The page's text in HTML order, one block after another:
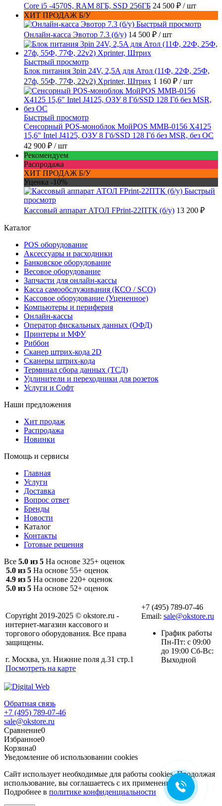
Core i5 -4570S, RAM 8ГБ, SSD 256ГБ 24 500 ₽ / шт
ХИТ ПРОДАЖ Б/У
Быстрый просмотр
Онлайн-касса Эвотор 7.3 (б/у) 14 500 ₽ / шт
Быстрый просмотр
Блок питания 3pin 24V, 2,5A для Атол (11Ф, 22Ф, 25Ф,
27ф, 55Ф, 77Ф, 22v2) Xprinter, Штрих 1 160 ₽ / шт
Быстрый просмотр
Сенсорный POS-моноблок МойPOS MMB-0156 X4125
15,6" Intel J4125, ОЗУ 8 Гб/SSD 128 Гб без MSR, без ОС
42 900 ₽ / шт
Рекомендуем
Распродажа
ХИТ ПРОДАЖ Б/У
Уценка -10%
Быстрый
просмотр
Кассовый аппарат АТОЛ FPrint-22ПТК (б/у) 13 200 ₽
Каталог
POS оборудование
Аксессуары и расходники
Банковское оборудование
Весовое оборудование
Запчасти для онлайн-кассы
Касса самообслуживания (КСО / SCO)
Кассовое оборудование (Уцененное)
Компьютеры и периферия
Онлайн-кассы
Оператор фискальных данных (ОФД)
Принтеры и МФУ
Риббон
Сканер штрих-кода 2D
Сканеры штрих-кода
Терминал сбора данных (ТСД)
Удлинители и переходники для розеток
Услуги и Софт
Наши предложения
Хит продаж
Распродажа
Новинки
Помощь и сервисы
Главная
Услуги
Доставка
Вопрос ответ
Бренды
Новости
Каталог
Контакты
Готовые решения
Все 5.0 из 5 На основе 325+ оценок
5.0 из 5 На основе 55+ оценок
4.9 из 5 На основе 220+ оценок
5.0 из 5 На основе 52+ оценок
Copyright 2019-2025 © okstore.ru -
интернет-магазин кассового и
торгового оборудования. Все права
защищены.
г. Москва, ул. Нижние поля д.31 стр.1
Посмотреть на карте
+7 (495) 789-07-46
Email: sale@okstore.ru
График работы
Пн-Пт: с 09:00
до 19:00 Сб-Вс:
Выходной
Обратная связь
+7 (495) 789-07-46
sale@okstore.ru
Сравнение0
Избранное0
Корзина0
Уведомление об использовании cookies
Сайт использует необходимые для работы cookies. Продолжая
использование, вы соглашаетесь с их применением.
Подробнее в политике конфиденциальности